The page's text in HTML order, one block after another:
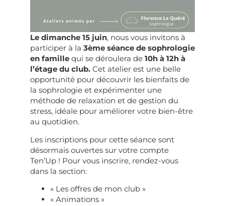
Le dimanche 15 juin, nous vous invitons à
participer à la 3ème séance de sophrologie
en famille qui se déroulera de 10h à 12h à
l’étage du club. Cet atelier est une belle
opportunité pour découvrir les bienfaits de
la sophrologie et expérimenter une
méthode de relaxation et de gestion du
stress, idéale pour améliorer votre bien-être
au quotidien.
Les inscriptions pour cette séance sont
désormais ouvertes sur votre compte
Ten’Up ! Pour vous inscrire, rendez-vous
dans la section:
« Les offres de mon club »
« Animations »